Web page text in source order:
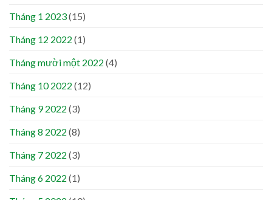
Tháng 1 2023(15)
Tháng 12 2022 (1)
Tháng mười một 2022 (4)
Tháng 10 2022 (12)
Tháng 9 2022 (3)
Tháng 8 2022 (8)
Tháng 7 2022 (3)
Tháng 6 2022 (1)